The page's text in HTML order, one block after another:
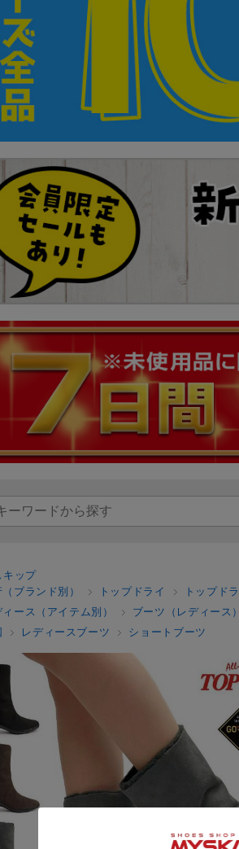
キップ
（ブランド別）
トップドライ
トップド
ィース（アイテム別）
ブーツ（レディース）
レディースブーツ ショートブーツ